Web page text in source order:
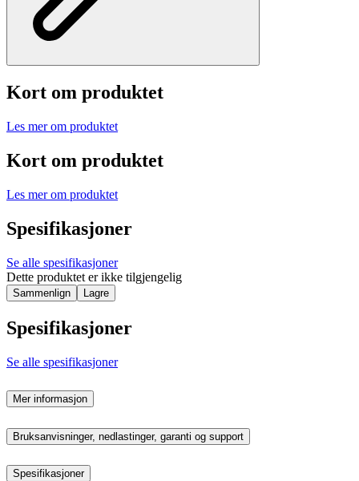
Kort om produktet
Les mer om produktet
Kort om produktet
Les mer om produktet
Spesifikasjoner
Se alle spesifikasjoner
Dette produktet er ikke tilgjengelig
Sammenlign Lagre
Spesifikasjoner
Se alle spesifikasjoner
Mer informasjon
Bruksanvisninger, nedlastinger, garanti og support
Spesifikasjoner